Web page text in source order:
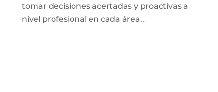
tomar decisiones acertadas y proactivas a
nivel profesional en cada área...